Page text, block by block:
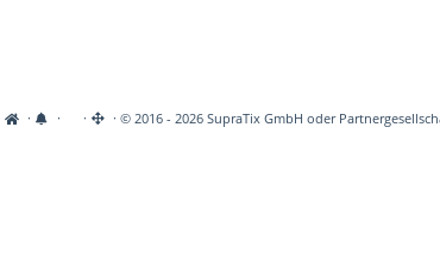
· · · · © 2016 - 2026 SupraTix GmbH oder